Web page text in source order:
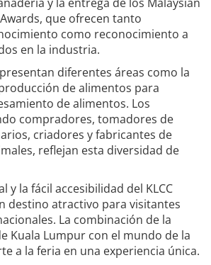
que ofrecen tanto
como reconocimiento a
en la industria.
diferentes áreas como la
de alimentos para
de alimentos. Los
compradores, tomadores de
criadores y fabricantes de
reflejan esta diversidad de
y la fácil accesibilidad del KLCC
destino atractivo para visitantes
La combinación de la
Kuala Lumpur con el mundo de la
a la feria en una experiencia única.